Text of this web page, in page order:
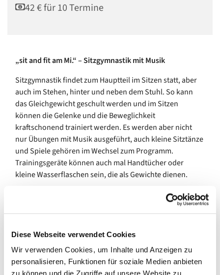
Diese Webseite verwendet Cookies
Wir verwenden Cookies, um Inhalte und Anzeigen zu
personalisieren, Funktionen für soziale Medien anbieten
zu können und die Zugriffe auf unsere Website zu
42 € für 10 Termine
„sit and fit am Mi.“ – Sitzgymnastik mit Musik
Sitzgymnastik findet zum Hauptteil im Sitzen statt, aber
auch im Stehen, hinter und neben dem Stuhl. So kann
das Gleichgewicht geschult werden und im Sitzen
können die Gelenke und die Beweglichkeit
kraftschonend trainiert werden. Es werden aber nicht
nur Übungen mit Musik ausgeführt, auch kleine Sitztänze
und Spiele gehören im Wechsel zum Programm.
Trainingsgeräte können auch mal Handtücher oder
kleine Wasserflaschen sein, die als Gewichte dienen.
Wer Spaß und Freude an Bewegung hat, ist herzlich
+Wir freuen uns auf Sie+